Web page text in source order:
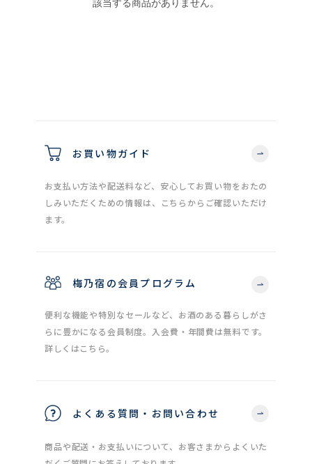
該当する商品がありません。
お買い物ガイド
お支払い方法や配送料など、安心してお買い物をおたの
しみいただくための情報は、こちらからご確認いただけ
ます。
梅乃宿の会員プログラム
便利な機能や特別なセールなど、お酒のある暮らしがさ
らに豊かになる会員制度。入会費・年間費は無料です。
詳しくはこちら。
よくある質問・お問い合わせ
商品や配送・お支払いについて、お客さまからよくいた